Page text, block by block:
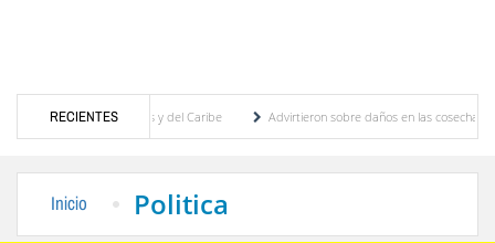
RECIENTES
Centroamericanos y del Caribe
Advirtieron sobre daños en las cosechas de los
Inicio Politica